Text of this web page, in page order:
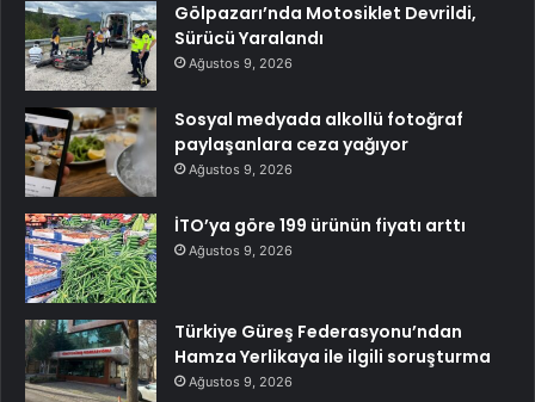
Gölpazarı’nda Motosiklet Devrildi,
Sürücü Yaralandı
Ağustos 9, 2026
Sosyal medyada alkollü fotoğraf
paylaşanlara ceza yağıyor
Ağustos 9, 2026
İTO’ya göre 199 ürünün fiyatı arttı
Ağustos 9, 2026
Türkiye Güreş Federasyonu’ndan
Hamza Yerlikaya ile ilgili soruşturma
Ağustos 9, 2026